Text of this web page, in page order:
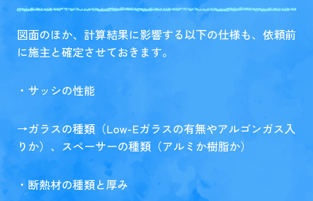
図面のほか、計算結果に影響する以下の仕様も、依頼前
に施主と確定させておきます。
・サッシの性能
→ガラスの種類（Low-Eガラスの有無やアルゴンガス入
りか）、スペーサーの種類（アルミか樹脂か）
・断熱材の種類と厚み